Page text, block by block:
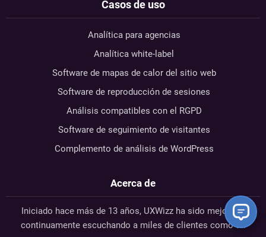
Casos de uso
Analítica para agencias
Analítica white-label
Software de mapas de calor del sitio web
Software de reproducción de sesiones
Análisis compatibles con el RGPD
Software de seguimiento de visitantes
Complemento de análisis de WordPress
Acerca de
Iniciado hace más de 13 años, UXWizz ha sido mejorado
continuamente escuchando a miles de clientes como tú.